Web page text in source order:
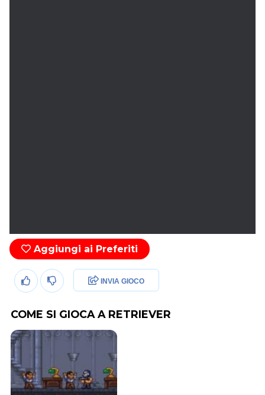
Aggiungi ai Preferiti
INVIA GIOCO
COME SI GIOCA A RETRIEVER